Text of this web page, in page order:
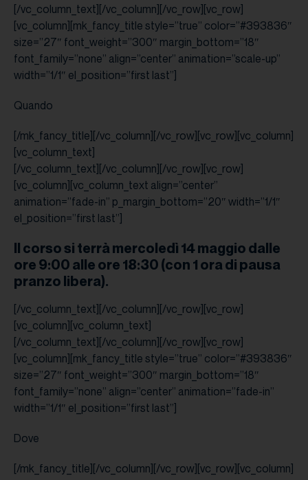
[/vc_column_text][/vc_column][/vc_row][vc_row]
[vc_column][mk_fancy_title style=”true” color=”#393836″
size=”27″ font_weight=”300″ margin_bottom=”18″
font_family=”none” align=”center” animation=”scale-up”
width=”1/1″ el_position=”first last”]
Quando
[/mk_fancy_title][/vc_column][/vc_row][vc_row][vc_column]
[vc_column_text]
[/vc_column_text][/vc_column][/vc_row][vc_row]
[vc_column][vc_column_text align=”center”
animation=”fade-in” p_margin_bottom=”20″ width=”1/1″
el_position=”first last”]
Il corso si terrà mercoledì 14 maggio dalle
ore 9:00 alle ore 18:30 (con 1 ora di pausa
pranzo libera).
[/vc_column_text][/vc_column][/vc_row][vc_row]
[vc_column][vc_column_text]
[/vc_column_text][/vc_column][/vc_row][vc_row]
[vc_column][mk_fancy_title style=”true” color=”#393836″
size=”27″ font_weight=”300″ margin_bottom=”18″
font_family=”none” align=”center” animation=”fade-in”
width=”1/1″ el_position=”first last”]
Dove
[/mk_fancy_title][/vc_column][/vc_row][vc_row][vc_column]